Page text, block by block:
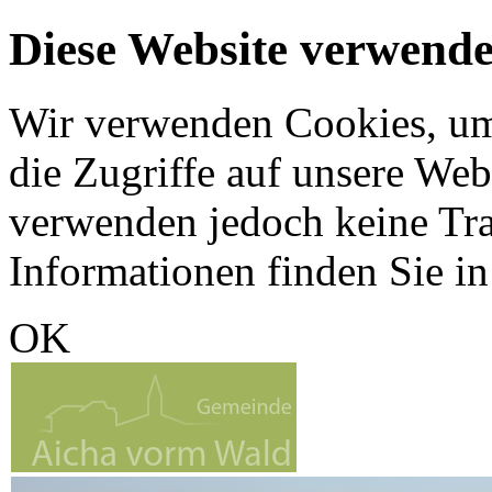
Diese Website
Wir verwenden Cookies,
die Zugriffe auf unsere
verwenden jedoch keine
Informationen finden Sie
OK